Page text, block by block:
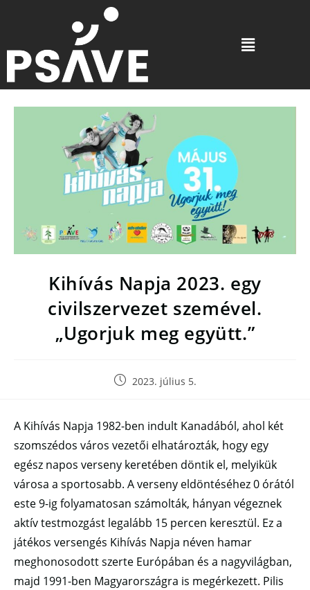
Kihívás Napja 2023. egy
civilszervezet szemével.
„Ugorjuk meg együtt.”
2023. július 5.
A Kihívás Napja 1982-ben indult Kanadából, ahol két
szomszédos város vezetői elhatározták, hogy egy
egész napos verseny keretében döntik el, melyikük
városa a sportosabb. A verseny eldöntéséhez 0 órától
este 9-ig folyamatosan számolták, hányan végeznek
aktív testmozgást legalább 15 percen keresztül. Ez a
játékos versengés Kihívás Napja néven hamar
meghonosodott szerte Európában és a nagyvilágban,
majd 1991-ben Magyarországra is megérkezett. Pilis